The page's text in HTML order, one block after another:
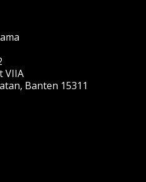
VIIA
Banten 15311